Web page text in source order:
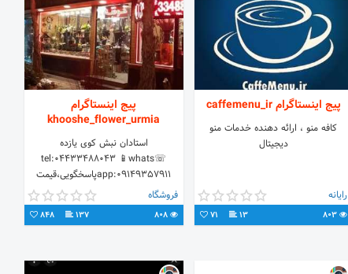
پیج اینستاگرام caffemenu_ir
کافه منو ، ارائه دهنده خدمات منو
دیجیتال
رایانه
803
13
71
پیج اینستاگرام
khooshe_flower_urmia
استادان نبش کوی یازده
☏tel:04433488043 📱whats
app:09149357911پاسخگویی،قیمت
وسفارش
فروشگاه
808
137
848